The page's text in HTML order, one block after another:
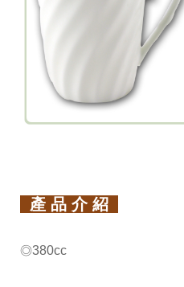
產 品 介 紹
◎380cc